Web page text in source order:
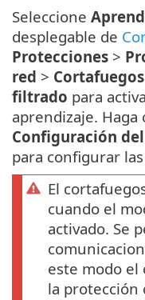
Seleccione
desplegable de
Protecciones >
red > Cortafuegos
filtrado para
aprendizaje. Haga
Configuración
para configurar
El
cuando el
activado. Se
este modo el
la protección